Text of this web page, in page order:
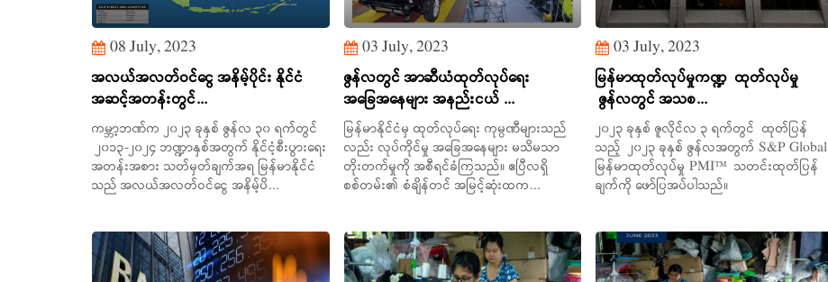
08 July, 2023
အလယ်အလတ်ဝင်ငွေ အနိမ့်ပိုင်း နိုင်ငံ
အဆင့်အတန်းတွင်...
ကမ္ဘာ့ဘဏ်က ၂၀၂၃ ခုနှစ် ဇွန်လ ၃၀ ရက်တွင်
၂၀၁၃-၂၀၂၄ ဘဏ္ဍာနှစ်အတွက် နိုင်ငံ့စီးပွားရေး
အတန်းအစား သတ်မှတ်ချက်အရ မြန်မာနိုင်ငံ
သည် အလယ်အလတ်ဝင်ငွေ အနိမ့်ပိ...
03 July, 2023
ဇွန်လတွင် အာဆီယံထုတ်လုပ်ရေး
အခြေအနေများ အနည်းငယ် ...
မြန်မာနိုင်ငံမှ ထုတ်လုပ်ရေး ကုမ္ပဏီများသည်
လည်း လုပ်ကိုင်မှု အခြေအနေများ မသိမသာ
တိုးတက်မှုကို အစီရင်ခံကြသည်။ ဧပြီလရှိ
စစ်တမ်း၏ စံချိန်တင် အမြင့်ဆုံးထက...
03 July, 2023
မြန်မာထုတ်လုပ်မှုကဏ္ဍ ထုတ်လုပ်မှု
ဇွန်လတွင် အသစ...
၂၀၂၃ ခုနှစ် ဇူလိုင်လ ၃ ရက်တွင် ထုတ်ပြန်
သည့် ၂၀၂၃ ခုနှစ် ဇွန်လအတွက် S&P Global
မြန်မာထုတ်လုပ်မှု PMI™ သတင်းထုတ်ပြန်
ချက်ကို ဖော်ပြအပ်ပါသည်။